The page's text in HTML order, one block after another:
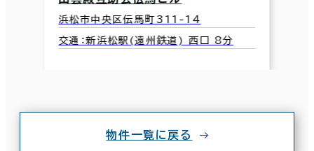
浜松市中央区伝馬町311-14
交通：新浜松駅(遠州鉄道) 西口 8分
物件一覧に戻る